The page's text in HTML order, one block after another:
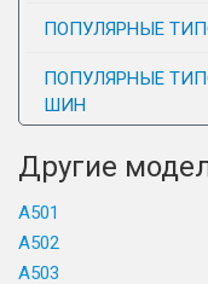
ПОПУЛЯРНЫЕ
ПОПУЛЯРНЫЕ
ШИН
Другие
A501
A502
A503